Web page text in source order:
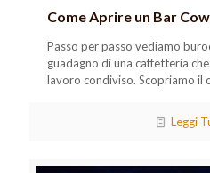
Come Aprire un Bar
Passo per passo vediamo
guadagno di una caffetteria
lavoro condiviso. Scopriamo il
Leggi